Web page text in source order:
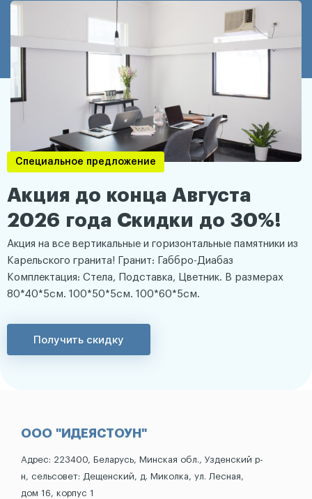
Специальное предложение
Акция до конца Августа
2026 года Скидки до 30%!
Акция на все вертикальные и горизонтальные памятники из
Карельского гранита! Гранит: Габбро-Диабаз
Комплектация: Стела, Подставка, Цветник. В размерах
80*40*5см. 100*50*5см. 100*60*5см.
Получить скидку
ООО "ИДЕЯСТОУН"
Адрес: 223400, Беларусь, Минская обл., Узденский р-
н, сельсовет: Дещенский, д. Миколка, ул. Лесная,
дом 16, корпус 1